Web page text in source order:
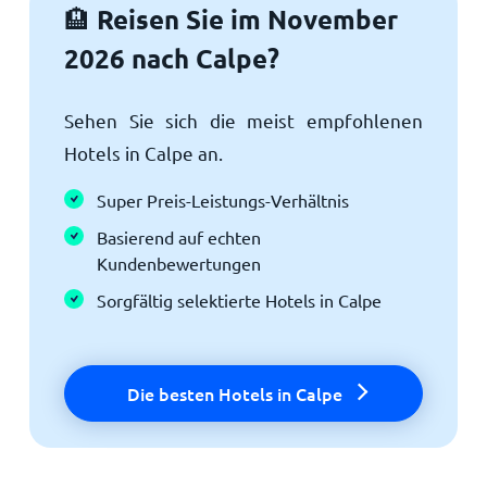
🏨 Reisen Sie im November
2026 nach Calpe?
Sehen Sie sich die meist empfohlenen
Hotels in Calpe an.
Super Preis-Leistungs-Verhältnis
Basierend auf echten
Kundenbewertungen
Sorgfältig selektierte Hotels in Calpe
Die besten Hotels in Calpe